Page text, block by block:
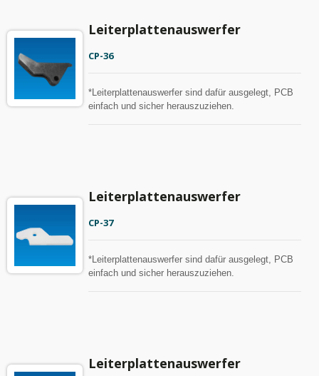
Leiterplattenauswerfer
CP-36
*Leiterplattenauswerfer sind dafür ausgelegt, PCB
einfach und sicher herauszuziehen.
Leiterplattenauswerfer
CP-37
*Leiterplattenauswerfer sind dafür ausgelegt, PCB
einfach und sicher herauszuziehen.
Leiterplattenauswerfer